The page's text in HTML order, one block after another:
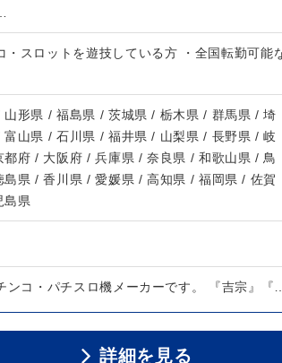
スロットを遊技している方 ・全国転勤可能
形県 / 福島県 / 茨城県 / 栃木県 / 群馬県 / 埼
山県 / 石川県 / 福井県 / 山梨県 / 長野県 / 岐
府 / 大阪府 / 兵庫県 / 奈良県 / 和歌山県 / 鳥
県 / 香川県 / 愛媛県 / 高知県 / 福岡県 / 佐賀
島県
コ・パチスロ機メーカーです。 『吉宗』『…
詳細を見る